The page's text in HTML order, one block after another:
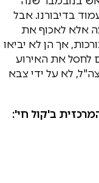
בדיבורנו. אבל
אלא לאכוף את
אך הן לא יביאו
לחסל את האירוע
לא על ידי צבא
ב'קול חי':